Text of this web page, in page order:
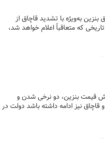
به‌ویژه با تشدید قاچاق از
که متعاقباً اعلام خواهد شد،
قیمت بنزین، دو نرخی شدن و
نیز ادامه داشته باشد دولت در